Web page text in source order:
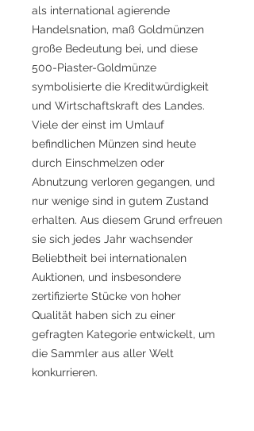
als international agierende
Handelsnation, maß Goldmünzen
große Bedeutung bei, und diese
500-Piaster-Goldmünze
symbolisierte die Kreditwürdigkeit
und Wirtschaftskraft des Landes.
Viele der einst im Umlauf
befindlichen Münzen sind heute
durch Einschmelzen oder
Abnutzung verloren gegangen, und
nur wenige sind in gutem Zustand
erhalten. Aus diesem Grund erfreuen
sie sich jedes Jahr wachsender
Beliebtheit bei internationalen
Auktionen, und insbesondere
zertifizierte Stücke von hoher
Qualität haben sich zu einer
gefragten Kategorie entwickelt, um
die Sammler aus aller Welt
konkurrieren.